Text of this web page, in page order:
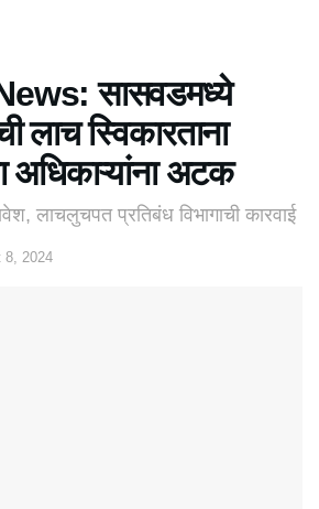
सासवडमध्ये
लाच स्विकारताना
अधिकाऱ्यांना अटक
लाचलुचपत प्रतिबंध विभागाची कारवाई
8, 2024